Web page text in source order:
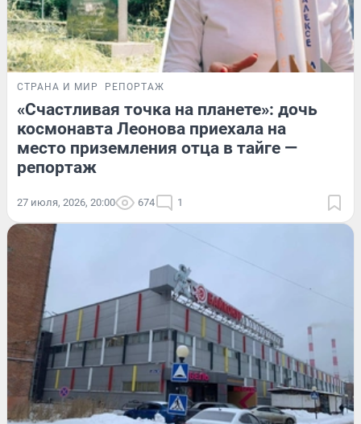
СТРАНА И МИР РЕПОРТАЖ
«Счастливая точка на планете»: дочь
космонавта Леонова приехала на
место приземления отца в тайге —
репортаж
27 июля, 2026, 20:00 674 1